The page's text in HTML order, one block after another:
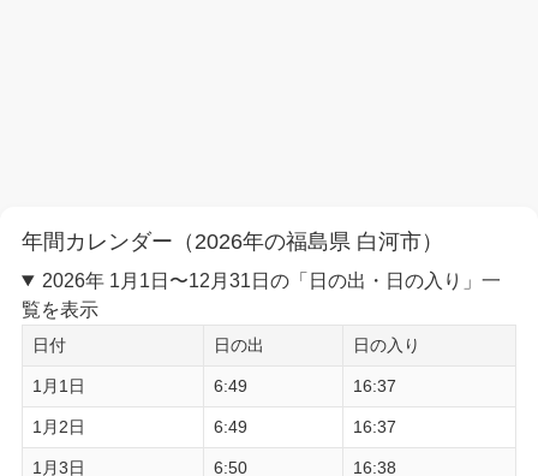
年間カレンダー（2026年の福島県 白河市）
2026年 1月1日〜12月31日の「日の出・日の入り」一
覧を表示
日付 日の出 日の入り
1月1日 6:49 16:37
1月2日 6:49 16:37
1月3日 6:50 16:38